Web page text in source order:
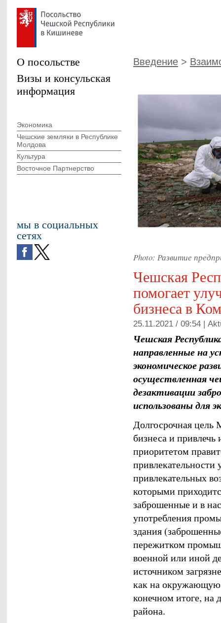
Введение >
Photo: Развитие
Чешская
помогает
бизнеса в
25.11.2021 / 09:54 |
Чешская
направленные на
экономическое
осуществленная
дезактивации
использованы для
Долгосрочная цель
бизнеса и
приоритетом
привлекательности
привлекательных
которыми
заброшенные и в
употребления
здания
пережитком
военной или иной
источником
как на окружающую
конечном итоге, на
района.
О посольстве
Визы и консульская
информация
Экономика
Чешские земляки в Республике
Молдова
Культура
Восточное Партнерство
мы в социальных
сетях